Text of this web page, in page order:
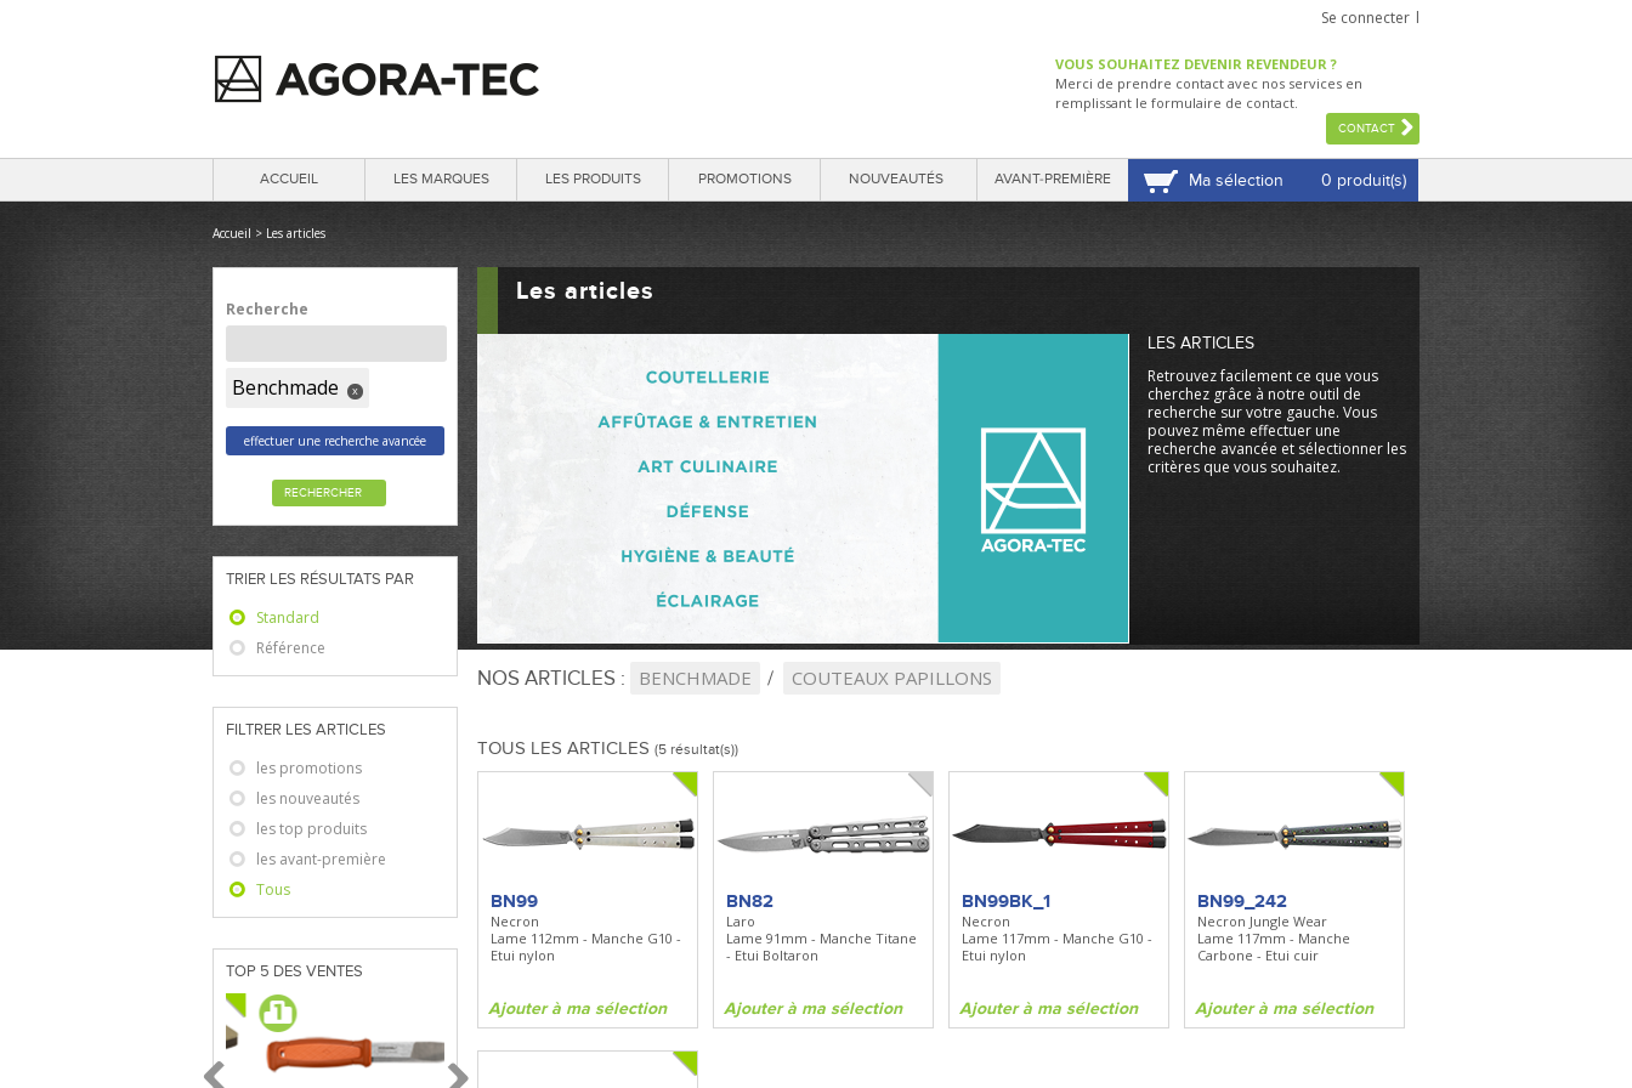
Se connecter
VOUS SOUHAITEZ DEVENIR REVENDEUR ?
Merci de prendre contact avec nos services en
remplissant le formulaire de contact.
CONTACT
ACCUEIL LES MARQUES LES PRODUITS PROMOTIONS NOUVEAUTÉS AVANT-PREMIÈRE Ma sélection 0 produit(s)
Les articles
LES ARTICLES
Retrouvez facilement ce que vous
cherchez grâce à notre outil de
recherche sur votre gauche. Vous
pouvez même effectuer une
recherche avancée et sélectionner les
critères que vous souhaitez.
Accueil > Les articles
Recherche
Benchmade x
effectuer une recherche avancée
RECHERCHER
TRIER LES RÉSULTATS PAR
Standard
Référence
FILTRER LES ARTICLES
les promotions
les nouveautés
les top produits
les avant-première
Tous
TOP 5 DES VENTES
NOS ARTICLES : BENCHMADE COUTEAUX PAPILLONS
TOUS LES ARTICLES (5 résultat(s))
BN99
Necron
Lame 112mm - Manche G10 -
Etui nylon
Ajouter à ma sélection
BN82
Laro
Lame 91mm - Manche Titane
- Etui Boltaron
Ajouter à ma sélection
BN99BK_1
Necron
Lame 117mm - Manche G10 -
Etui nylon
Ajouter à ma sélection
BN99_242
Necron Jungle Wear
Lame 117mm - Manche
Carbone - Etui cuir
Ajouter à ma sélection